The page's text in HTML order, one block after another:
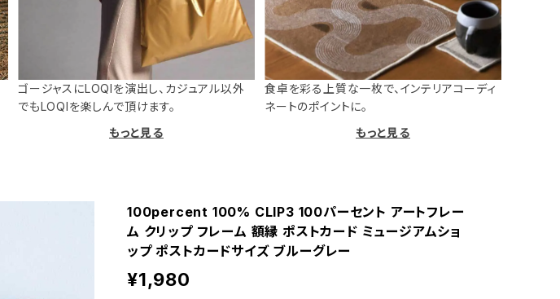
ゴージャスにLOQIを演出し、カジュアル以外
でもLOQIを楽しんで頂けます。
もっと見る
食卓を彩る上質な一枚で、インテリアコーディ
ネートのポイントに。
もっと見る
100percent 100% CLIP3 100パーセント アートフレー
ム クリップ フレーム 額縁 ポストカード ミュージアムショ
ップ ポストカードサイズ ブルーグレー
¥1,980